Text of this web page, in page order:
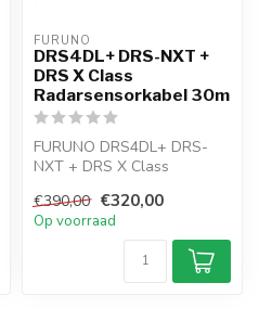
FURUNO
DRS4DL+ DRS-NXT +
DRS X Class
Radarsensorkabel 30m
FURUNO DRS4DL+ DRS-
NXT + DRS X Class
€390,00 €320,00
Op voorraad